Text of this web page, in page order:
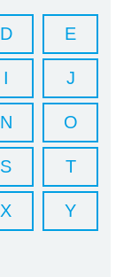
D E
I J
N O
S T
X Y